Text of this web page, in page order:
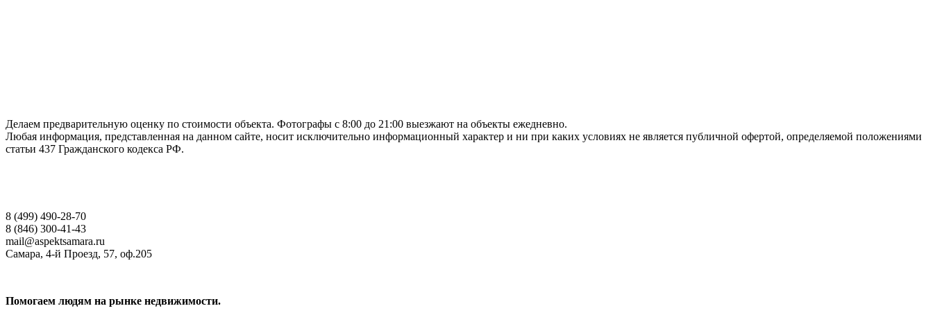
Делаем предварительную оценку по стоимости объекта. Фотографы с 8:00 до 21:00 выезжают на объекты ежедневно.
Любая информация, представленная на данном сайте, носит исключительно информационный характер и ни при каких условиях не является публичной офертой, определяемой положениями
статьи 437 Гражданского кодекса РФ.
8 (499) 490-28-70
8 (846) 300-41-43
mail@aspektsamara.ru
Самара, 4-й Проезд, 57, оф.205
Помогаем людям на рынке недвижимости.